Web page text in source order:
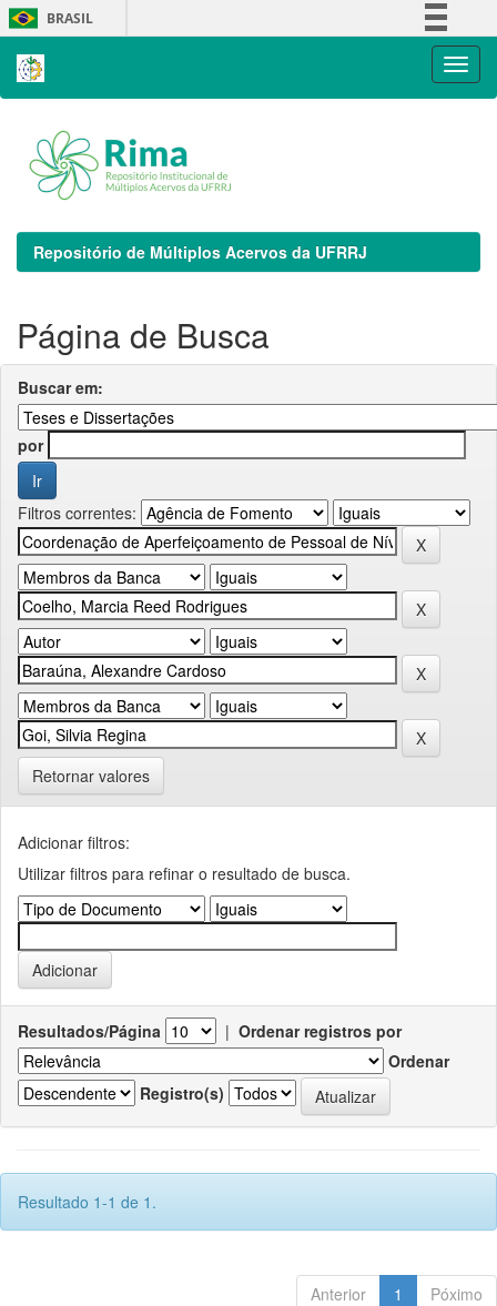
Skip
navigation
BRASIL
Repositório de Múltiplos Acervos da UFRRJ
Página de Busca
Buscar em:
por
Filtros correntes:
Retornar valores
Adicionar filtros:
Utilizar filtros para refinar o resultado de busca.
Resultados/Página | Ordenar registros por
Ordenar
Registro(s)
Resultado 1-1 de 1.
Anterior 1 Póximo